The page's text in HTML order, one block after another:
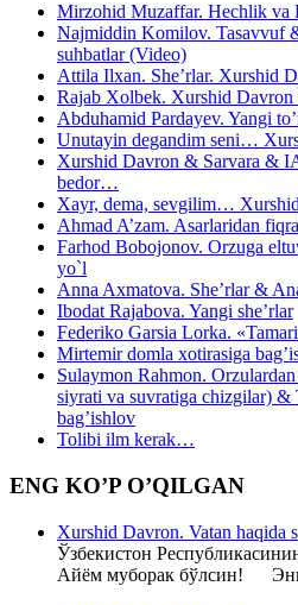
Mirzohid Muzaffar. Hechlik va
Najmiddin Komilov. Tasavvuf
suhbatlar (Video)
Attila Ilxan. She’rlar. Xurshid
Rajab Xolbek. Xurshid Davron
Abduhamid Pardayev. Yangi
Unutayin degandim seni…
Xurshid Davron & Sarvara &
bedor…
Xayr, dema, sevgilim…
Ahmad A’zam. Asarlaridan
Farhod Bobojonov. Orzuga
yo`l
Anna Axmatova. She’rlar &
Ibodat Rajabova. Yangi she’rlar
Federiko Garsia Lorka.
Mirtemir domla xotirasiga
Sulaymon Rahmon.
siyrati va suvratiga chizgilar) &
bag’ishlov
Tolibi ilm kerak…
ENG KO’P O’QILGAN
Xurshid Davron. Vatan haqida
Ўзбекистон
Айём муборак бўлсин! Энг